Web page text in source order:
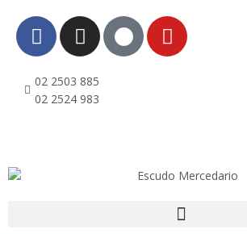
02 2503 885
02 2524 983